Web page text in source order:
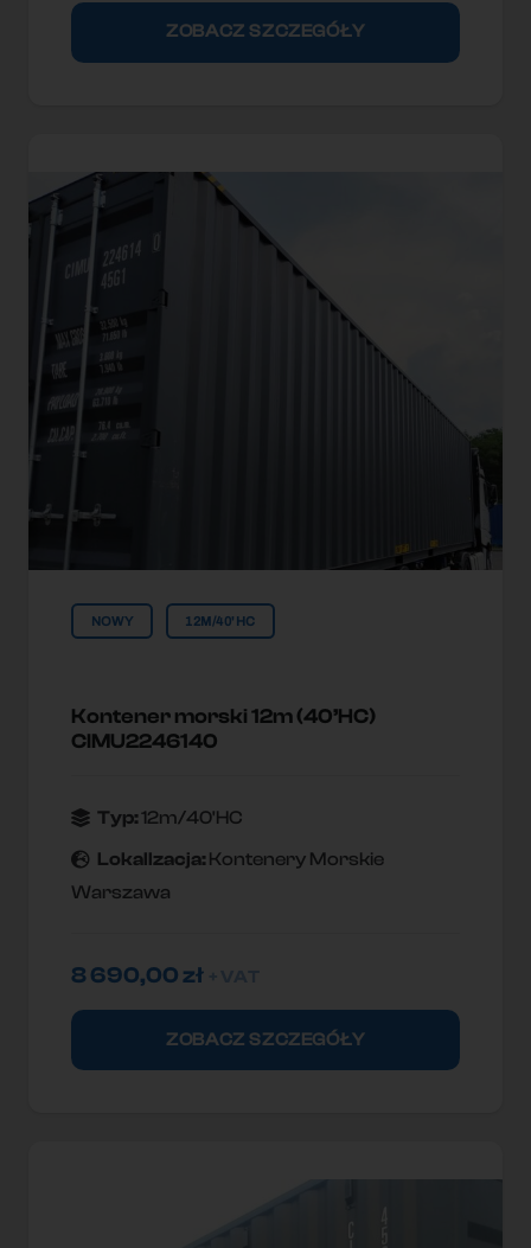
ZOBACZ SZCZEGÓŁY
NOWY 12M/40'HC
Kontener morski 12m (40’HC)
CIMU2246140
Typ:12m/40'HC
Lokallzacja: Kontenery Morskie
Warszawa
8 690,00zł
ZOBACZ SZCZEGÓŁY